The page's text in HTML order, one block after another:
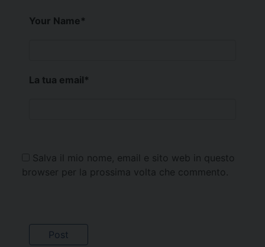
Your Name*
La tua email*
Salva il mio nome, email e sito web in questo
browser per la prossima volta che commento.